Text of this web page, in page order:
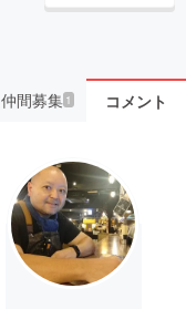
仲間募集 1 コメント